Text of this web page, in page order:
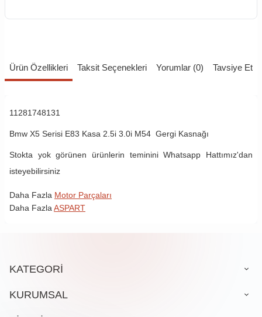
Ürün Özellikleri Taksit Seçenekleri Yorumlar (0) Tavsiye Et
11281748131
Bmw X5 Serisi E83 Kasa 2.5i 3.0i M54 Gergi Kasnağı
Stokta yok görünen ürünlerin teminini Whatsapp Hattımız'dan
isteyebilirsiniz
Daha Fazla Motor Parçaları
Daha Fazla ASPART
KATEGORİ
KURUMSAL